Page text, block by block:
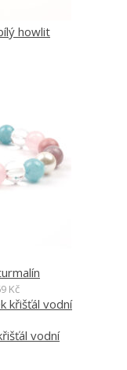
howlit
Kč
vodní